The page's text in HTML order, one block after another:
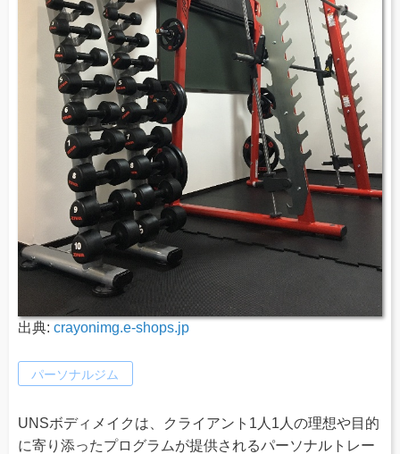
出典: crayonimg.e-shops.jp
パーソナルジム
UNSボディメイクは、クライアント1人1人の理想や目的
に寄り添ったプログラムが提供されるパーソナルトレー